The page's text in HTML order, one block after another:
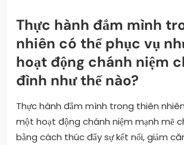
Thực hành đắm mình
nhiên có thể phục vụ
hoạt động chánh niệm
đình như thế nào?
Thực hành đắm mình trong thiên
một hoạt động chánh niệm mạnh mẽ
bằng cách thúc đẩy sự kết nối, giảm